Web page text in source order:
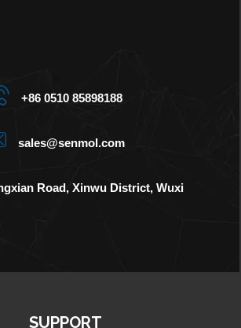
+86 0510 85898188
sales@senmol.com
Road, Xinwu District, Wuxi
SUPPORT